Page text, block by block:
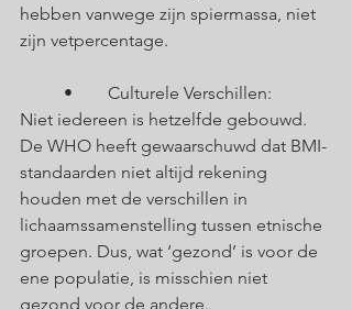
hebben vanwege zijn spiermassa, niet
zijn vetpercentage.
	•	Culturele Verschillen:
Niet iedereen is hetzelfde gebouwd.
De WHO heeft gewaarschuwd dat BMI-
standaarden niet altijd rekening
houden met de verschillen in
lichaamssamenstelling tussen etnische
groepen. Dus, wat ‘gezond’ is voor de
ene populatie, is misschien niet
gezond voor de andere.